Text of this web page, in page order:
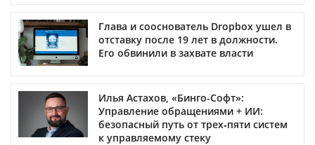
Глава и сооснователь Dropbox ушел в
отставку после 19 лет в должности.
Его обвинили в захвате власти
Илья Астахов, «Бинго-Софт»:
Управление обращениями + ИИ:
безопасный путь от трех‑пяти систем
к управляемому стеку